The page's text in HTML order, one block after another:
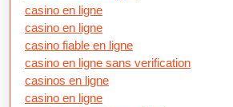
casino en ligne
casino en ligne
casino fiable en ligne
casino en ligne sans verification
casinos en ligne
casino en ligne